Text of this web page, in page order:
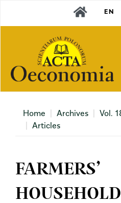
Content
Sidebar
EN
Home Archives
Vol.
Articles
FARMERS’